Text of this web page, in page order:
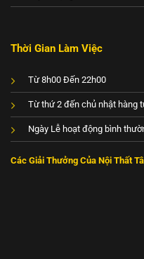
Thời Gian Làm Việc
Từ 8h00 Đến 22h00
Từ thứ 2 đến chủ nhật hàng
Ngày Lễ hoạt động bình
Các Giải Thưởng Của Nội Thất